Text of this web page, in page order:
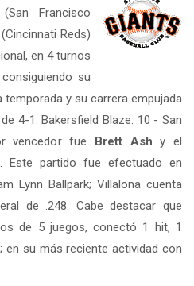
Francisco
Reds)
en 4 turnos
su
y su carrera empujada
4-1. Bakersfield Blaze: 10 - San
vencedor fue Brett Ash y el
. Este partido fue efectuado en
Lynn Ballpark; Villalona cuenta
de .248. Cabe destacar que
de 5 juegos, conectó 1 hit, 1
en su más reciente actividad con